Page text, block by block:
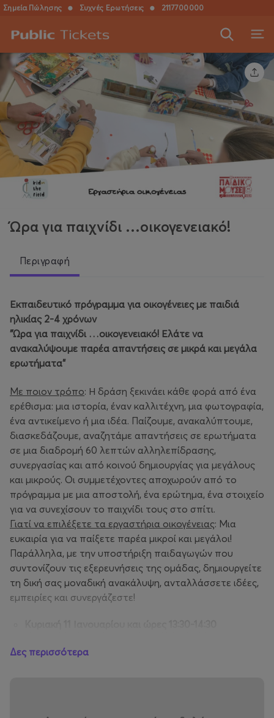
Σημεία Πώλησης ● Συχνές Ερωτήσεις ● 2117700000
Ώρα για παιχνίδι …οικογενειακό!
Περιγραφή
Εκπαιδευτικό πρόγραμμα για οικογένειες με παιδιά
ηλικίας 2-4 χρόνων
"Ώρα για παιχνίδι …οικογενειακό! Ελάτε να
ανακαλύψουμε παρέα απαντήσεις σε μικρά και μεγάλα
ερωτήματα"
Με ποιον τρόπο: Η δράση ξεκινάει κάθε φορά από ένα
ερέθισμα: μια ιστορία, έναν καλλιτέχνη, μια φωτογραφία,
ένα αντικείμενο ή μια ιδέα. Παίζουμε, ανακαλύπτουμε,
διασκεδάζουμε, αναζητάμε απαντήσεις σε ερωτήματα
σε μια διαδρομή 60 λεπτών αλληλεπίδρασης,
συνεργασίας και από κοινού δημιουργίας για μεγάλους
και μικρούς. Οι συμμετέχοντες αποχωρούν από το
πρόγραμμα με μια αποστολή, ένα ερώτημα, ένα στοιχείο
για να συνεχίσουν το παιχνίδι τους στο σπίτι.
Γιατί να επιλέξετε τα εργαστήρια οικογένειας: Μια
ευκαιρία για να παίξετε παρέα μικροί και μεγάλοι!
Παράλληλα, με την υποστήριξη παιδαγωγών που
συντονίζουν τις εξερευνήσεις της ομάδας, δημιουργείτε
τη δική σας μοναδική ανακάλυψη, ανταλλάσσετε ιδέες,
εμπειρίες και συνεργάζεστε!
Σάββατο 25 Απριλίου και ώρες 11:30-12:30
Κυριακή 10 Μαΐου και ώρες 13:30-14:30
κουκκίδα ταξιδεύει …"
Δες περισσότερα